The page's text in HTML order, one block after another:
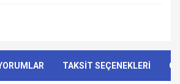
TAKSİT SEÇENEKLERİ